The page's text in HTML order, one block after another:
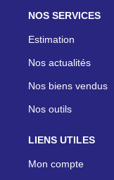
NOS SERVICES
Estimation
Nos actualités
Nos biens vendus
Nos outils
LIENS UTILES
Mon compte